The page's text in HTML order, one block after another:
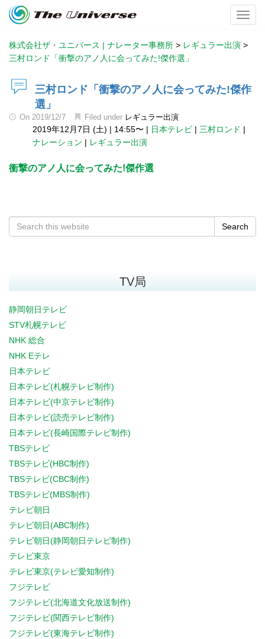
株式会社ザ・ユニバース | ナレーター事務所 > レギュラー出演 >
三村ロンド「衝撃のアノ人に会ってみた!傑作選」
三村ロンド「衝撃のアノ人に会ってみた!傑作
選」
On 2019/12/7 Filed under レギュラー出演
2019年12月7日 (土) | 14:55〜 | 日本テレビ | 三村ロンド |
ナレーション | レギュラー出演
衝撃のアノ人に会ってみた!傑作選
Search
TV局
静岡朝日テレビ
STV札幌テレビ
NHK 総合
NHK Eテレ
日本テレビ
日本テレビ(札幌テレビ制作)
日本テレビ(中京テレビ制作)
日本テレビ(読売テレビ制作)
日本テレビ(長崎国際テレビ制作)
TBSテレビ
TBSテレビ(HBC制作)
TBSテレビ(CBC制作)
TBSテレビ(MBS制作)
テレビ朝日
テレビ朝日(ABC制作)
テレビ朝日(静岡朝日テレビ制作)
テレビ東京
テレビ東京(テレビ愛知制作)
フジテレビ
フジテレビ(北海道文化放送制作)
フジテレビ(関西テレビ制作)
フジテレビ(東海テレビ制作)